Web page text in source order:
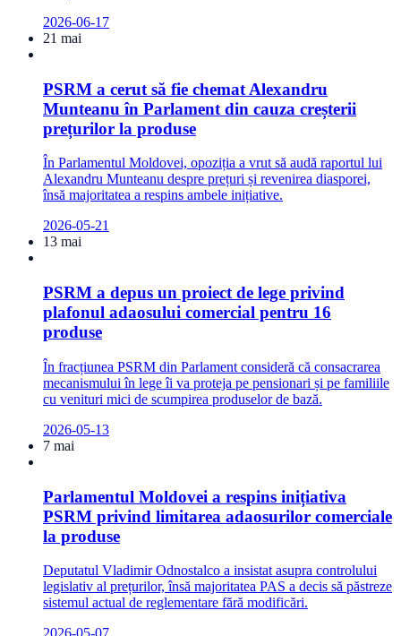
2026-06-17
21 mai
PSRM a cerut să fie chemat Alexandru
Munteanu în Parlament din cauza creșterii
prețurilor la produse
În Parlamentul Moldovei, opoziția a vrut să audă raportul lui
Alexandru Munteanu despre prețuri și revenirea diasporei,
însă majoritatea a respins ambele inițiative.
2026-05-21
13 mai
PSRM a depus un proiect de lege privind
plafonul adaosului comercial pentru 16
produse
În fracțiunea PSRM din Parlament consideră că consacrarea
mecanismului în lege îi va proteja pe pensionari și pe familiile
cu venituri mici de scumpirea produselor de bază.
2026-05-13
7 mai
Parlamentul Moldovei a respins inițiativa
PSRM privind limitarea adaosurilor comerciale
la produse
Deputatul Vladimir Odnostalco a insistat asupra controlului
legislativ al prețurilor, însă majoritatea PAS a decis să păstreze
sistemul actual de reglementare fără modificări.